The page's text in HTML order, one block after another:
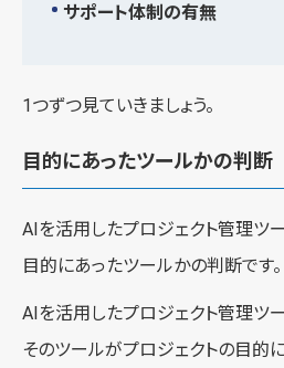
サポート体制の有無
1つずつ見ていきましょう。
目的にあったツールかの判断
AIを活用したプロジェクト管理ツ
目的にあったツールかの判断です。
AIを活用したプロジェクト管理ツ
そのツールがプロジェクトの目的